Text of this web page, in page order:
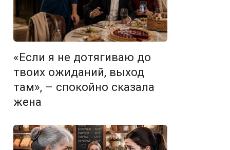
«Если я не дотягиваю до
твоих ожиданий, выход
там», – спокойно сказала
жена